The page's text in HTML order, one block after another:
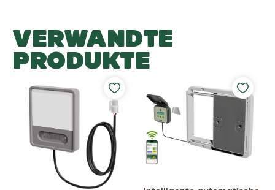
VERWANDTE
PRODUKTE